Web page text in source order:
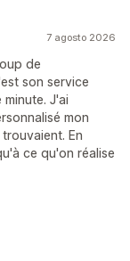
7 agosto 2026
de
son service
J'ai
mon
En
ce qu'on réalise